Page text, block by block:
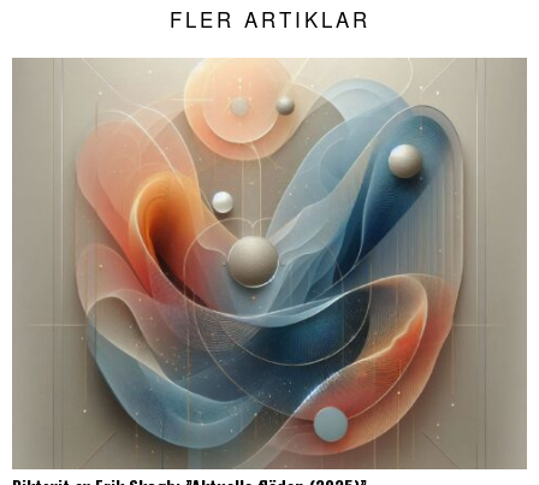
FLER ARTIKLAR